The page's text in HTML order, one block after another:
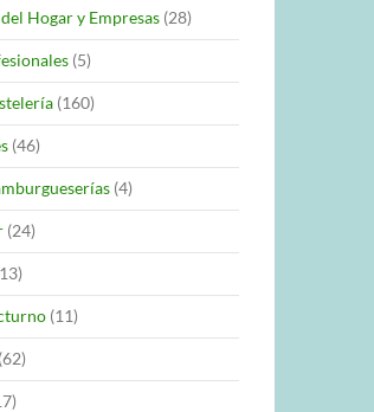
Hogar y Empresas (28)
(5)
(160)
(46)
(4)
(24)
(11)
(62)